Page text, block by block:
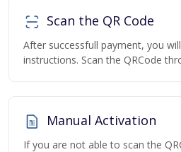
Scan the QR Code
After successfull payment, you
instructions. Scan the QRCode
Manual Activation
If you are not able to scan the